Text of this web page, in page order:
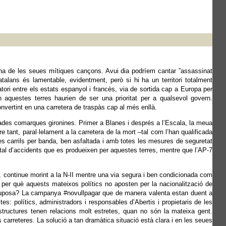
de les seues mítiques cançons. Avui dia podríem cantar ”assassinat
és lamentable, evidentment, però si hi ha un territori totalment
entre els estats espanyol i francès, via de sortida cap a Europa per
terres haurien de ser una prioritat per a qualsevol govern.
en una carretera de traspàs cap al més enllà.
comarques gironines. Primer a Blanes i després a l’Escala, la meua
tant, paral·lelament a la carretera de la mort –tal com l’han qualificada
carrils per banda, ben asfaltada i amb totes les mesures de seguretat
que es produeixen per aquestes terres, mentre que l’AP-7
morint a la N-II mentre una via segura i ben condicionada com
què aquests mateixos polítics no aposten per la nacionalització de
La campanya #novullpagar que de manera valenta estan duent a
polítics, administradors i responsables d’Abertis i propietaris de les
tenen relacions molt estretes, quan no són la mateixa gent.
La solució a tan dramàtica situació està clara i en les seues